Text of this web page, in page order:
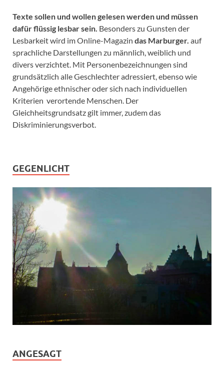
Texte sollen und wollen gelesen werden und müssen
dafür flüssig lesbar sein. Besonders zu Gunsten der
Lesbarkeit wird im Online-Magazin das Marburger. auf
sprachliche Darstellungen zu männlich, weiblich und
divers verzichtet. Mit Personenbezeichnungen sind
grundsätzlich alle Geschlechter adressiert, ebenso wie
Angehörige ethnischer oder sich nach individuellen
Kriterien verortende Menschen. Der
Gleichheitsgrundsatz gilt immer, zudem das
Diskriminierungsverbot.
GEGENLICHT
ANGESAGT